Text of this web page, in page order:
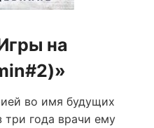
на
во имя будущих
три года врачи ему